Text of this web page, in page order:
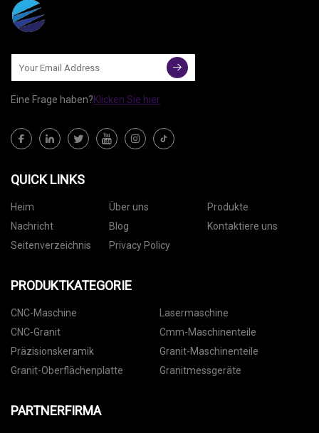
Eine Frage haben?Klicken Sie hier
QUICK LINKS
Heim Über uns
Produkte
Nachricht
Blog
Kontaktiere uns
Seitenverzeichnis
Privacy Policy
PRODUKTKATEGORIE
CNC-Maschine
Lasermaschine
CNC-Granit
Cmm-Maschinenteile
Präzisionskeramik
Granit-Maschinenteile
Granit-Oberflächenplatte
Granitmessgeräte
PARTNERFIRMA